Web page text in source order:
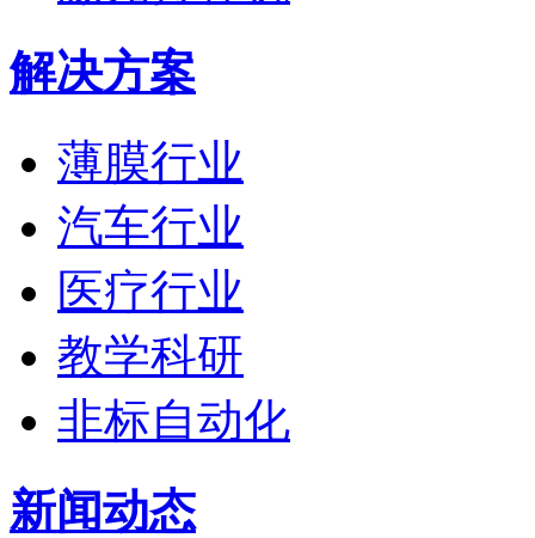
解决方案
薄膜行业
汽车行业
医疗行业
教学科研
非标自动化
新闻动态